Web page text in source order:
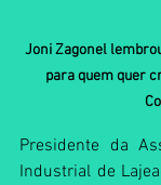
Joni Zagonel
para quem quer
Presidente da
Industrial de